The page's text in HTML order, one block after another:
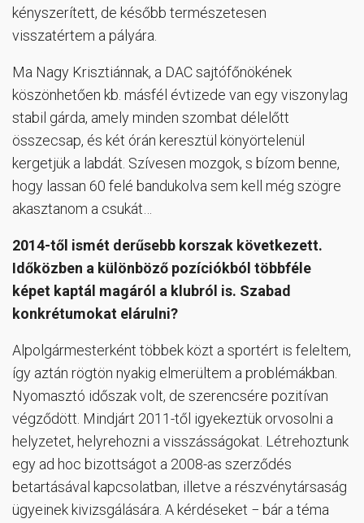
kényszerített, de később természetesen
visszatértem a pályára.
Ma Nagy Krisztiánnak, a DAC sajtófőnökének
köszönhetően kb. másfél évtizede van egy viszonylag
stabil gárda, amely minden szombat délelőtt
összecsap, és két órán keresztül könyörtelenül
kergetjük a labdát. Szívesen mozgok, s bízom benne,
hogy lassan 60 felé bandukolva sem kell még szögre
akasztanom a csukát…
2014-től ismét derűsebb korszak következett.
Időközben a különböző pozíciókból többféle
képet kaptál magáról a klubról is. Szabad
konkrétumokat elárulni?
Alpolgármesterként többek közt a sportért is feleltem,
így aztán rögtön nyakig elmerültem a problémákban.
Nyomasztó időszak volt, de szerencsére pozitívan
végződött. Mindjárt 2011-től igyekeztük orvosolni a
helyzetet, helyrehozni a visszásságokat. Létrehoztunk
egy ad hoc bizottságot a 2008-as szerződés
betartásával kapcsolatban, illetve a részvénytársaság
ügyeinek kivizsgálására. A kérdéseket − bár a téma